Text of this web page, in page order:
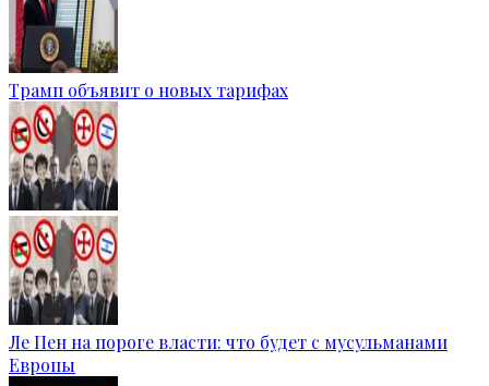
Трамп объявит о новых тарифах
Ле Пен на пороге власти: что будет с мусульманами
Европы